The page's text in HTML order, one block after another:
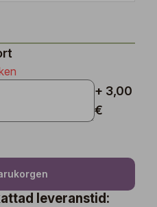
+ 3,00
€
leveranstid: